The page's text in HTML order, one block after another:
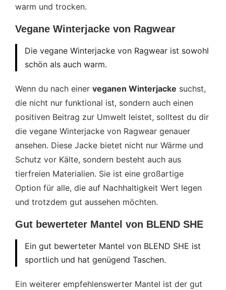
warm und trocken.
Vegane Winterjacke von Ragwear
Die vegane Winterjacke von Ragwear ist sowohl
schön als auch warm.
Wenn du nach einer veganen Winterjacke suchst,
die nicht nur funktional ist, sondern auch einen
positiven Beitrag zur Umwelt leistet, solltest du dir
die vegane Winterjacke von Ragwear genauer
ansehen. Diese Jacke bietet nicht nur Wärme und
Schutz vor Kälte, sondern besteht auch aus
tierfreien Materialien. Sie ist eine großartige
Option für alle, die auf Nachhaltigkeit Wert legen
und trotzdem gut aussehen möchten.
Gut bewerteter Mantel von BLEND SHE
Ein gut bewerteter Mantel von BLEND SHE ist
sportlich und hat genügend Taschen.
Ein weiterer empfehlenswerter Mantel ist der gut